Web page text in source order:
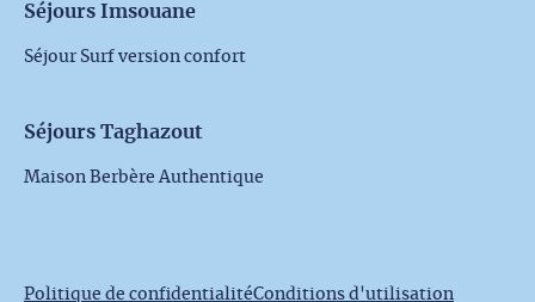
Séjours Imsouane
Séjour Surf version confort
Séjours Taghazout
Maison Berbère Authentique
Politique de confidentialitéConditions d'utilisation